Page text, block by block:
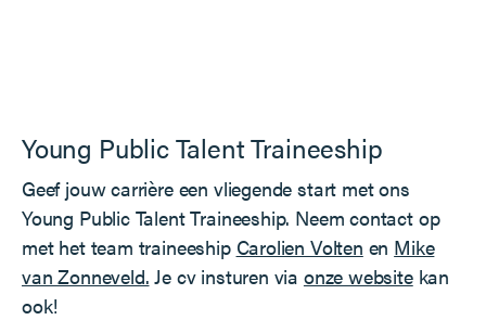
Young Public Talent Traineeship
Geef jouw carrière een vliegende start met ons
Young Public Talent Traineeship. Neem contact op
met het team traineeship Carolien Volten en Mike
van Zonneveld. Je cv insturen via onze websitekan
ook!